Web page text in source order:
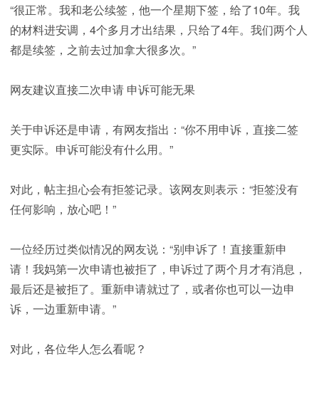
“很正常。我和老公续签，他一个星期下签，给了10年。我
的材料进安调，4个多月才出结果，只给了4年。我们两个人
都是续签，之前去过加拿大很多次。”
网友建议直接二次申请 申诉可能无果
关于申诉还是申请，有网友指出：“你不用申诉，直接二签
更实际。申诉可能没有什么用。”
对此，帖主担心会有拒签记录。该网友则表示：“拒签没有
任何影响，放心吧！”
一位经历过类似情况的网友说：“别申诉了！直接重新申
请！我妈第一次申请也被拒了，申诉过了两个月才有消息，
最后还是被拒了。重新申请就过了，或者你也可以一边申
诉，一边重新申请。”
对此，各位华人怎么看呢？